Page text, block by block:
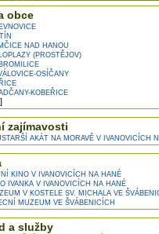
obce
NAD HANOU
(PROSTĚJOV)
OSÍČANY
KOBEŘICE
]
zajímavosti
AKÁT NA MORAVĚ V IVANOVICÍCH
KINO V IVANOVICÍCH NA HANÉ
IVANKA V IVANOVICÍCH NA HANÉ
V KOSTELE SV. MICHALA VE
MUZEUM VE ŠVÁBENICÍCH
a služby